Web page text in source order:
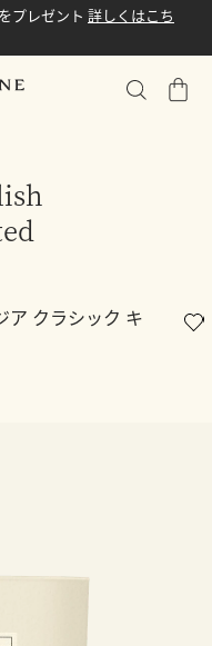
プレゼント 詳しくはこち
シ
ア クラシック キ